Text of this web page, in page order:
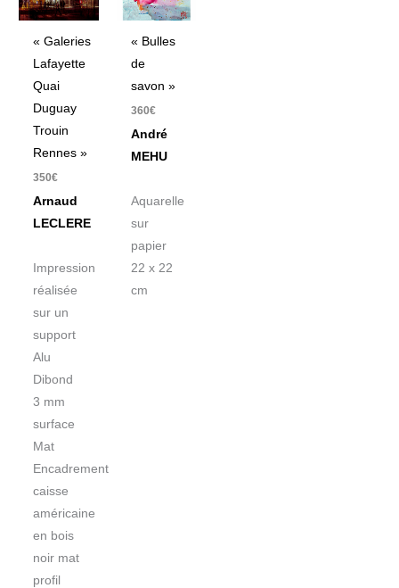
« Galeries
Lafayette
Quai
Duguay
Trouin
Rennes »
350€
Arnaud
LECLERE
Impression
réalisée
sur un
support
Alu
Dibond
3 mm
surface
Mat
Encadrement
caisse
américaine
en bois
noir mat
profil
« Bulles
de
savon »
360€
André
MEHU
Aquarelle
sur
papier
22 x 22
cm